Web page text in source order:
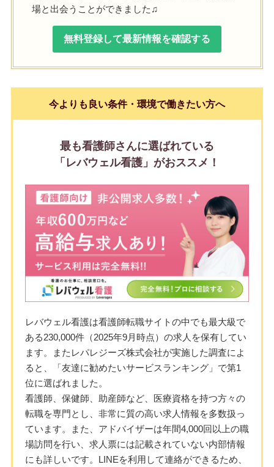
場と出会うことができました♫
無料登録して最新情報を確認する
今よりも良い条件・環境で働きたい方へ
最も看護師さんに選ばれている
「レバウェル看護」がおススメ！
レバウェル看護は看護師転職サイトの中でも最大級で
ある230,000件（2025年9月時点）の求人を保有してい
ます。またレパレジーズ株式会社が実施した調査によ
ると、「友達に勧めたいサービスランキング」で第1
位に選ばれました。
看護師、保健師、助産師など、医療資格を持つ方々の
転職を専門とし、非常に質の高い求人情報を多数扱っ
ています。また、アドバイザーは年間4,000回以上の職
場訪問を行い、求人票には記載されていない内部情報
にも詳しいです。LINEを利用して連絡ができるため、